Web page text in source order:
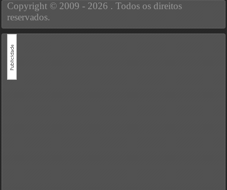
Copyright © 2009 - 2026 . Todos os direitos
reservados.